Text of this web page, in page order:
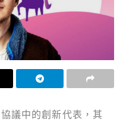
議中的創新代表，其